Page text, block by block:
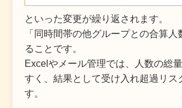
といった変更が繰り返されます。
「同時間帯の他グループとの合算人
ることです。
Excelやメール管理では、人数の総
すく、結果として受け入れ超過リス
す。